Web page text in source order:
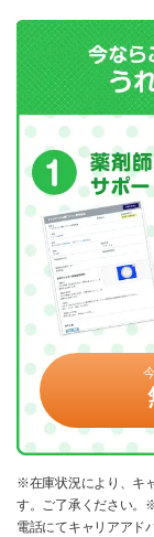
※在庫状況により、キ
す。ご了承ください。
電話にてキャリアアド